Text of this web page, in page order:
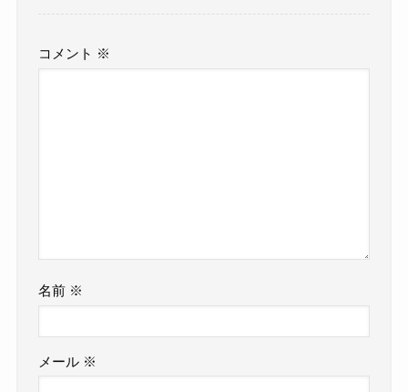
コメント ※
名前 ※
メール ※